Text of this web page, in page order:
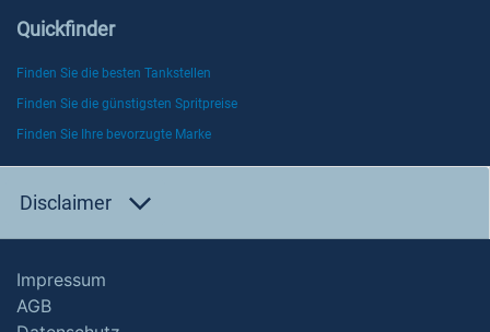
Quickfinder
Finden Sie die besten Tankstellen
Finden Sie die günstigsten Spritpreise
Finden Sie Ihre bevorzugte Marke
Disclaimer
Impressum
AGB